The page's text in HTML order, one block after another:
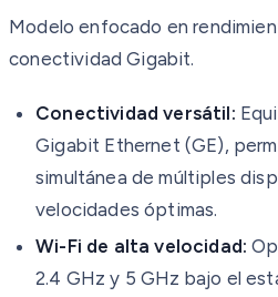
Modelo enfocado en
conectividad Gigabit.
Conectividad versátil:
Gigabit Ethernet (GE),
simultánea de múltiples
velocidades óptimas.
Wi-Fi de alta velocidad:
2.4 GHz y 5 GHz bajo el